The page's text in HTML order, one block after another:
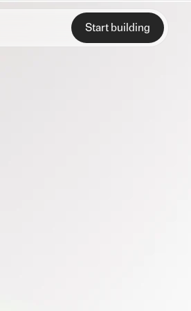
Start building